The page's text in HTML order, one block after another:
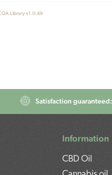
Library v1.0.49
Satisfaction guaranteed:
Information
CBD Oil